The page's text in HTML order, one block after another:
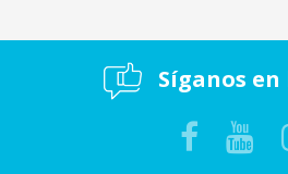
Síganos en